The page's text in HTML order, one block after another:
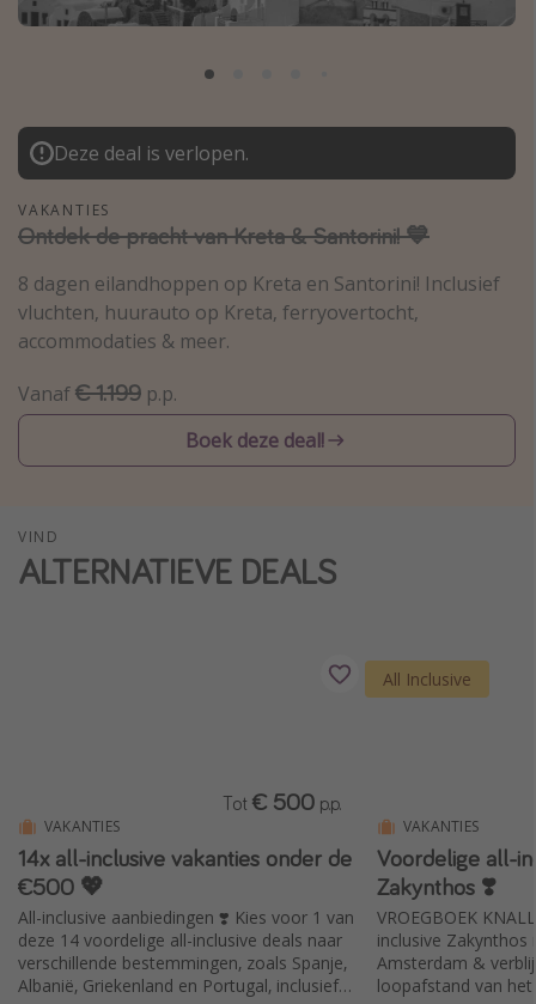
Thailand
Madeira
Egypte
Bali
Type vakantie
Overzicht
Autoverhuur
Vakantieparken
Single reizen
25 beste pretparken
Beste keukens ter wereld
Center Parcs
Disneyland Parijs
Strandvakantie in Italië
Deze deal is verlopen.
VAKANTIES
Ontdek de pracht van Kreta & Santorini! 💙
8 dagen eilandhoppen op Kreta en Santorini! Inclusief
vluchten, huurauto op Kreta, ferryovertocht,
accommodaties & meer.
Vanaf€ 1.199 p.p.
Boek deze deal!
VIND
ALTERNATIEVE DEALS
VAKANTIES
14x all-inclusive vakanties onder de
€500 💖
All-inclusive aanbiedingen ❣️ Kies voor 1 van
deze 14 voordelige all-inclusive deals naar
verschillende bestemmingen, zoals Spanje,
Albanië, Griekenland en Portugal, inclusief
Tot € 500 p.p.
All Inclusive
VAKANTIES
Voordelige all-
Zakynthos ❣️
VROEGBOEK
inclusive
Amsterdam &
loopafstand van